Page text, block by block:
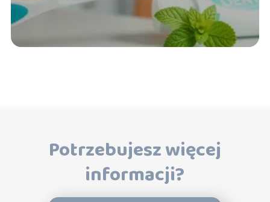
Potrzebujesz więcej
informacji?